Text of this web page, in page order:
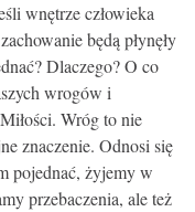
wnętrze człowieka
będą płynęły
Dlaczego? O co
wrogów i
Wróg to nie
znaczenie. Odnosi się
pojednać, żyjemy w
przebaczenia, ale też